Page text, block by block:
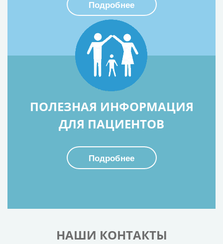
Подробнее
ПОЛЕЗНАЯ ИНФОРМАЦИЯ
ДЛЯ ПАЦИЕНТОВ
Подробнее
НАШИ КОНТАКТЫ